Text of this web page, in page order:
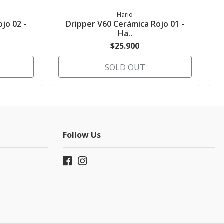
02 -
Hario
Dripper V60 Cerámica Rojo 01 -
Ha..
$25.900
SOLD OUT
Follow Us